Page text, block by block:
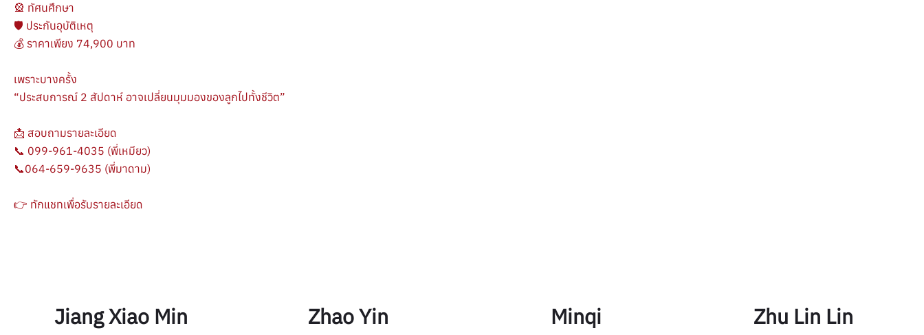
🎡 ทัศนศึกษา
🛡 ประกันอุบัติเหตุ
💰 ราคาเพียง 74,900 บาท
เพราะบางครั้ง
“ประสบการณ์ 2 สัปดาห์ อาจเปลี่ยนมุมมองของลูกไปทั้งชีวิต”
📩 สอบถามรายละเอียด
📞 099-961-4035 (พี่เหมียว)
📞064-659-9635 (พี่มาดาม)
👉 ทักแชทเพื่อรับรายละเอียด
Jiang Xiao Min Zhao Yin Minqi
Zhu Lin Lin